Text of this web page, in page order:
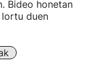
Bideo honetan
duen